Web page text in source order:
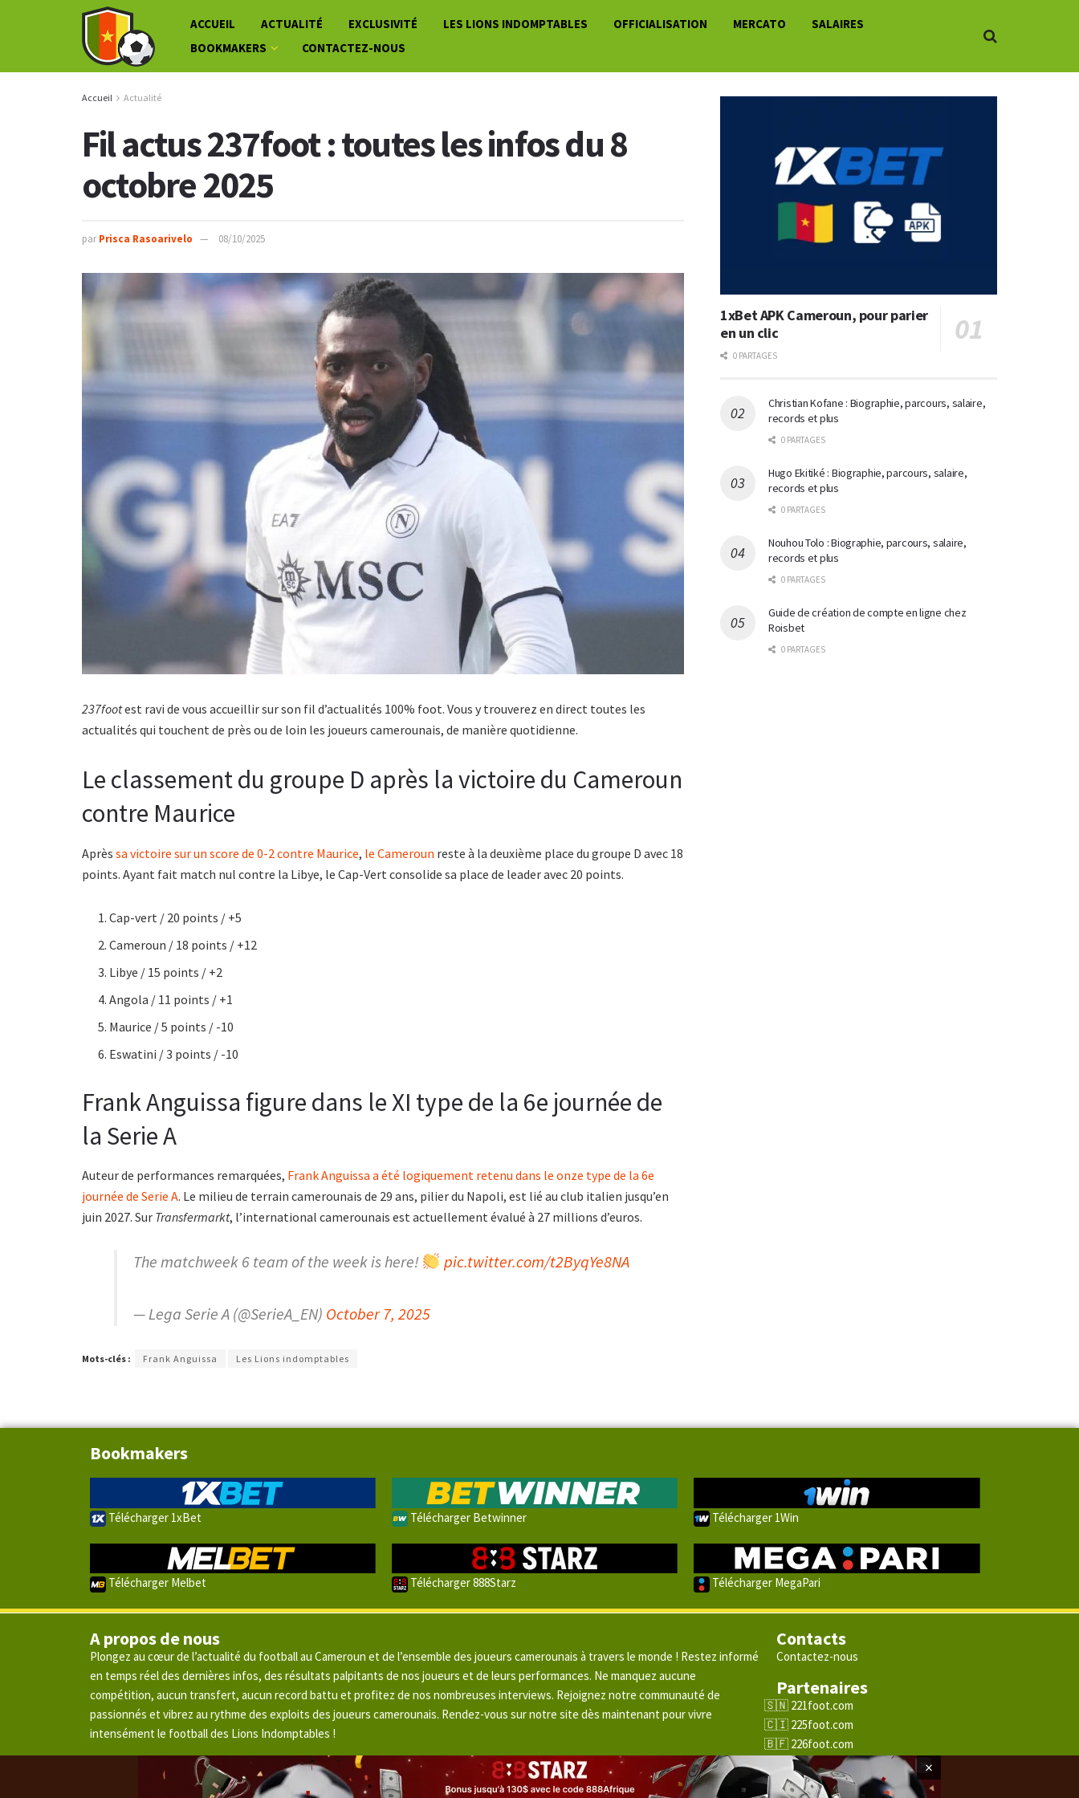
ACCUEIL ACTUALITÉ EXCLUSIVITÉ LES LIONS INDOMPTABLES OFFICIALISATION MERCATO
SALAIRES
BOOKMAKERS
CONTACTEZ-NOUS
Accueil Actualité
Fil actus 237foot : toutes les infos du 8
octobre 2025
par Prisca Rasoarivelo 08/10/2025
237footest ravi de vous accueillir sur son fil d’actualités 100% foot. Vous y trouverez en direct toutes les
actualités qui touchent de près ou de loin les joueurs camerounais, de manière quotidienne.
Le classement du groupe D après la victoire du Cameroun
contre Maurice
Après sa victoire sur un score de 0-2 contre Maurice, le Cameroun reste à la deuxième place du groupe D avec 18
points. Ayant fait match nul contre la Libye, le Cap-Vert consolide sa place de leader avec 20 points.
Cap-vert / 20 points / +5
Cameroun / 18 points / +12
Libye / 15 points / +2
Angola / 11 points / +1
Maurice / 5 points / -10
Eswatini / 3 points / -10
Frank Anguissa figure dans le XI type de la 6e journée de
la Serie A
Auteur de performances remarquées, Frank Anguissa a été logiquement retenu dans le onze type de la 6e
journée de Serie A. Le milieu de terrain camerounais de 29 ans, pilier du Napoli, est lié au club italien jusqu’en
juin 2027. Sur Transfermarkt, l’international camerounais est actuellement évalué à 27 millions d’euros.
The matchweek 6 team of the week is here! pic.twitter.com/t2ByqYe8NA
— Lega Serie A (@SerieA_EN) October 7, 2025
Mots-clés : Frank Anguissa Les Lions indomptables
1xBet APK Cameroun, pour parier
en un clic
0 PARTAGES
Christian Kofane : Biographie, parcours, salaire,
records et plus
0 PARTAGES
Hugo Ekitiké : Biographie, parcours, salaire,
records et plus
0 PARTAGES
Nouhou Tolo : Biographie, parcours, salaire,
records et plus
0 PARTAGES
Guide de création de compte en ligne chez
Roisbet
0 PARTAGES
Bookmakers
Télécharger 1xBet Télécharger Betwinner Télécharger 1Win
Télécharger Melbet Télécharger 888Starz Télécharger MegaPari
A propos de nous
Plongez au cœur de l’actualité du football au Cameroun et de l’ensemble des joueurs camerounais à travers le monde ! Restez informé
en temps réel des dernières infos, des résultats palpitants de nos joueurs et de leurs performances. Ne manquez aucune
compétition, aucun transfert, aucun record battu et profitez de nos nombreuses interviews. Rejoignez notre communauté de
passionnés et vibrez au rythme des exploits des joueurs camerounais. Rendez-vous sur notre site dès maintenant pour vivre
intensément le football des Lions Indomptables !
Contacts
Contactez-nous
Partenaires
221foot.com
225foot.com
226foot.com
228foot.com
229foot.com
×